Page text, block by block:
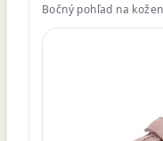
Bočný pohľad na